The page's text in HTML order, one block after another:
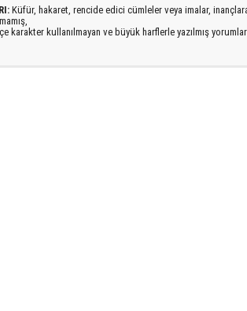
Küfür, hakaret, rencide edici cümleler veya imalar,
karakter kullanılmayan ve büyük harflerle yazılmış